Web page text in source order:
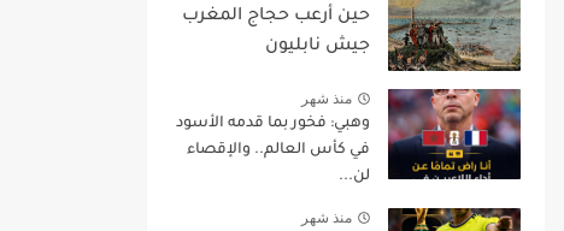
حين أرعب حجاج المغرب
جيش نابليون
منذ شهر
وهبي: فخور بما قدمه الأسود
في كأس العالم.. والإقصاء
لن...
منذ شهر